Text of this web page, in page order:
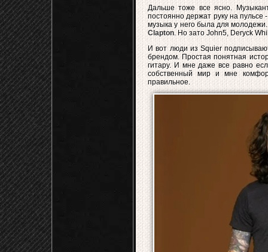
Дальше тоже все ясно.
постоянно держат руку на пульсе
музыка у него была для
Clapton. Но зато John5, Deryck
И вот люди из Squier
брендом. Простая понятная
гитару. И мне даже все равно
собственный мир и мне
правильное.